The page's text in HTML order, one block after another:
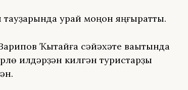
ҡурай моңон яңғыратты.
Ҡытайға сәйәхәте ваҡытында
илдәрҙән килгән туристарҙы